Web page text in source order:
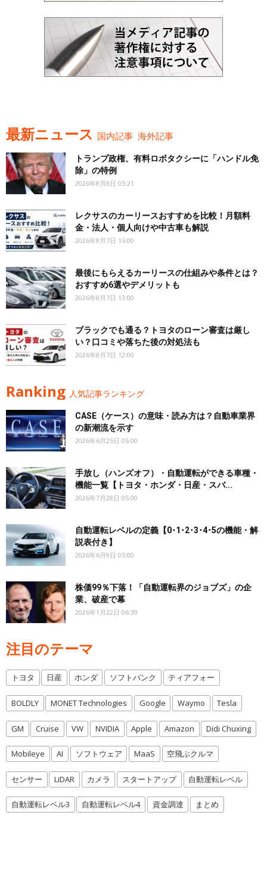
最新ニュース 国内記事 海外記事
トランプ政権、有料ロボタクシーに「ハンドル免
除」の特例
2026年8月8日 05:21
レクサスのカーリースおすすめを比較！月額料
金・法人・個人向けや中古車も解説
2026年8月7日 15:00
最後にもらえるカーリースの仕組みや条件とは？
おすすめ6選やデメリットも
2026年8月7日 13:00
ブラックでも通る？トヨタのローン審査は厳し
い？口コミや落ちた後の対処法も
2026年8月7日 12:00
Ranking 人気記事ランキング
CASE（ケース）の意味・読み方は？自動車業界
の新潮流を示す
2026年6月25日 05:00
手放し（ハンズオフ）・自動運転ができる車種・
機能一覧【トヨタ・ホンダ・日産・スバ...
2026年7月28日 05:00
自動運転レベルの定義【0･1･2･3･4･5の機能・解
説表付き】
2026年6月9日 05:00
株価99％下落！「自動運転界のジョブズ」の企
業、破産で幕
2026年1月22日 06:39
注目のテーマ
トヨタ 日産 ホンダ ソフトバンク ティアフォー
BOLDLY MONET Technologies Google Waymo Tesla
GM Cruise VW NVIDIA Apple Amazon Didi Chuxing
Mobileye AI ソフトウェア MaaS 空飛ぶクルマ
センサー LiDAR カメラ スタートアップ 自動運転レベル
自動運転レベル3 自動運転レベル4 資金調達 まとめ